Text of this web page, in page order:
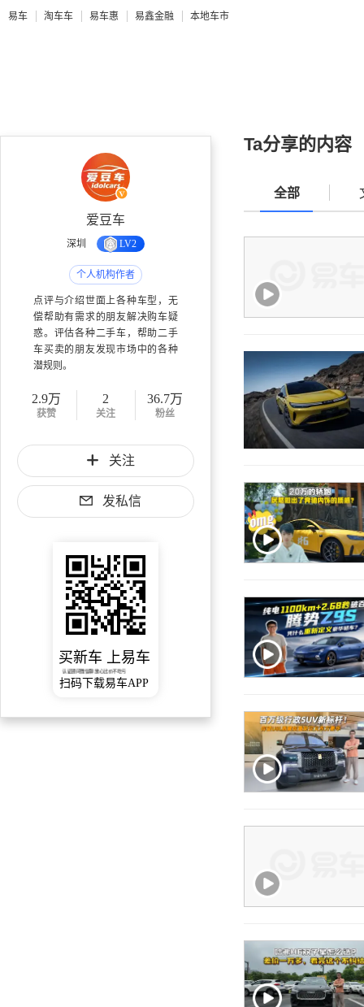
易车 淘车车 易车惠 易鑫金融 本地车市
爱豆车
深圳 LV2
个人机构作者
点评与介绍世面上各种车型，无
偿帮助有需求的朋友解决购车疑
惑。评估各种二手车，帮助二手
车买卖的朋友发现市场中的各种
潜规则。
2.9万
获赞
2
关注
36.7万
粉丝
关注
发私信
买新车 上易车
认证顾问微信聊 放心比价不吃亏
扫码下载易车APP
Ta分享的内容
全部